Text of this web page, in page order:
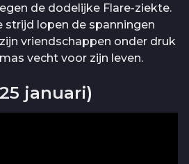
de dodelijke Flare-ziekte.
strijd lopen de spanningen
vriendschappen onder druk
vecht voor zijn leven.
januari)